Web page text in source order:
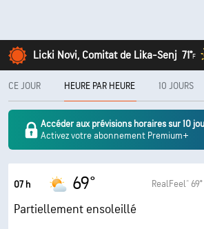
Licki Novi, Comitat de Lika-Senj 71°F
CE JOUR HEURE PAR HEURE 10 JOURS
Accéder aux prévisions horaires sur 10
Activez votre abonnement Premium+
07 h 69° RealFeel® 69°
Partiellement ensoleillé